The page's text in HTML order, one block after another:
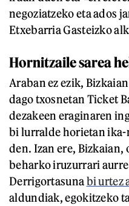
negoziatzeko eta ados
Etxebarria Gasteizko
Hornitzaile sarea
Araban ez ezik,
dago txosnetan Ticket
dezakeen eraginaren
bi lurralde horietan ika-
den. Izan ere, Bizkaian,
beharko iruzurrari
Derrigortasunabi urtez
aldundiak, egokitzeko